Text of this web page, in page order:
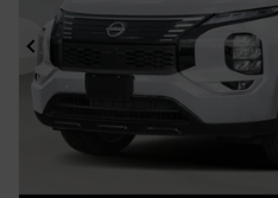
Précédent